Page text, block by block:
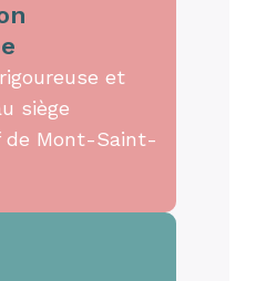
et
siège
Mont-Saint-